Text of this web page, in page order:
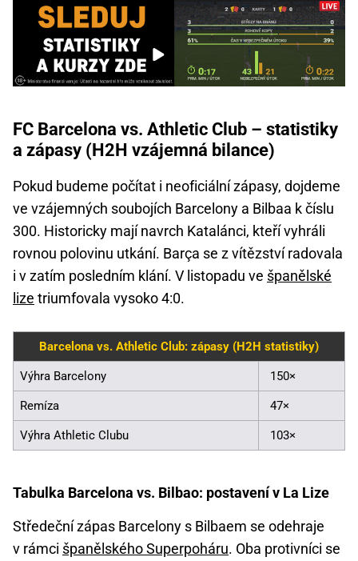
FC Barcelona vs. Athletic Club – statistiky
a zápasy (H2H vzájemná bilance)
Pokud budeme počítat i neoficiální zápasy, dojdeme
ve vzájemných soubojích Barcelony a Bilbaa k číslu
300. Historicky mají navrch Katalánci, kteří vyhráli
rovnou polovinu utkání. Barça se z vítězství radovala
i v zatím posledním klání. V listopadu ve španělské
lize triumfovala vysoko 4:0.
Barcelona vs. Athletic Club: zápasy (H2H statistiky)
Výhra Barcelony 150×
Remíza 47×
Výhra Athletic Clubu 103×
Tabulka Barcelona vs. Bilbao: postavení v La Lize
Středeční zápas Barcelony s Bilbaem se odehraje
v rámci španělského Superpoháru. Oba protivníci se